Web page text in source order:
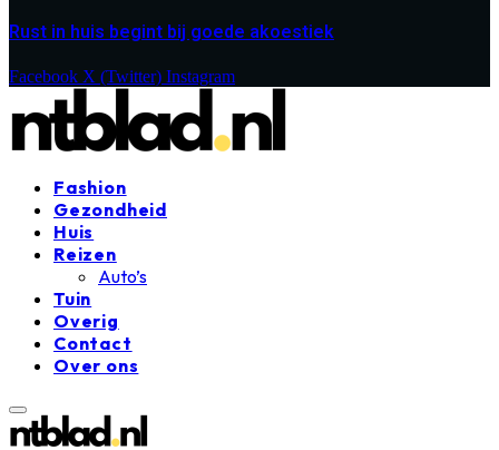
Rust in huis begint bij goede akoestiek
Facebook X (Twitter) Instagram
Fashion
Gezondheid
Huis
Reizen
Auto’s
Tuin
Overig
Contact
Over ons